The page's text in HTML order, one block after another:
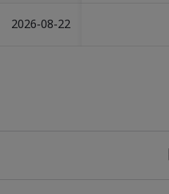
2026-08-22